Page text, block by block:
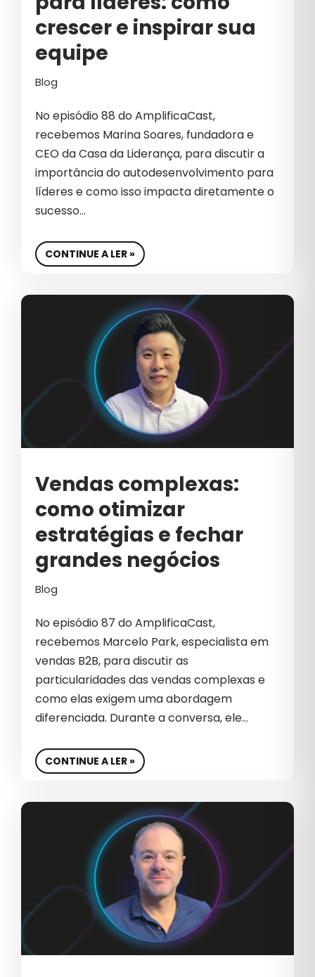
EMPREENDEDOR
EMPREENDEDORISMO
EQUIPE
EQUIPE DE VENDA
EQUIPE DE VENDAS
ESTRATÉGIA DIGITAL
ESTRATÉGIAS B2B
ESTRATÉGIAS DE BRANDING
ESTRATÉGIAS DE BRANDING B2B
ESTRATÉGIAS DE GROWTH MARKETING
ESTRATÉGIAS DE MARKETING
ESTRATÉGIAS PARA VENDAS B2B
FRAUDES EM GOOGLE ADS
FUTURO MARKETING B2B
GERAÇÃO DE DEMANDA
GESTÃO DE MARCA
GESTÃO DE REDES SOCIAIS
GESTÃO DE SITES
GLOBAL
GOOGLE ADS 2026
GROWTH MARKETING
GTM GO TO MARKET
IA
INBOUND MARKETING
INDÚSTRIA
INOVAÇÃO
crescer e inspirar sua
equipe
Blog
No episódio 88 do AmplificaCast,
recebemos Marina Soares, fundadora e
CEO da Casa da Liderança, para discutir a
importância do autodesenvolvimento para
líderes e como isso impacta diretamente o
sucesso…
CONTINUE A LER »
Vendas complexas:
como otimizar
estratégias e fechar
grandes negócios
Blog
No episódio 87 do AmplificaCast,
recebemos Marcelo Park, especialista em
vendas B2B, para discutir as
particularidades das vendas complexas e
como elas exigem uma abordagem
diferenciada. Durante a conversa, ele…
CONTINUE A LER »